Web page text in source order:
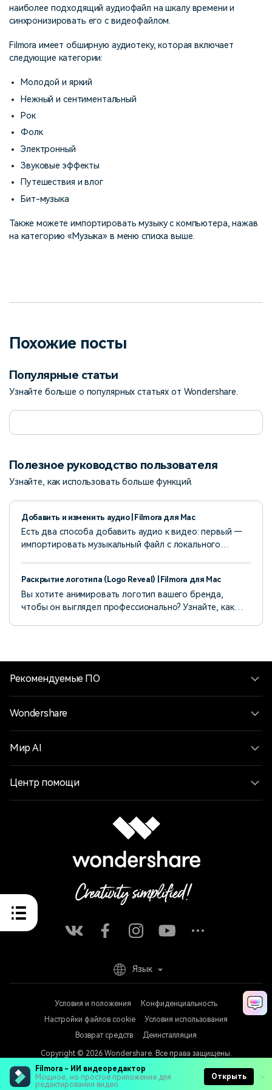
Filmora - ИИ видеоредактор
Мощное, но простое приложение для
редактирования видео
Открыть
наиболее подходящий аудиофайл на шкалу времени и
синхронизировать его с видеофайлом.
Filmora имеет обширную аудиотеку, которая включает
следующие категории:
Молодой и яркий
Нежный и сентиментальный
Рок
Фолк
Электронный
Звуковые эффекты
Путешествия и влог
Бит-музыка
Также можете импортировать музыку с компьютера, нажав
на категорию «Музыка» в меню списка выше.
Похожие посты
Популярные статьи
Узнайте больше о популярных статьях от Wondershare.
Полезное руководство пользователя
Узнайте, как использовать больше функций.
Добавить и изменить аудио | Filmora для Mac
Есть два способа добавить аудио к видео: первый —
импортировать музыкальный файл с локального
Раскрытие логотипа (Logo Reveal) | Filmora для Mac
Вы хотите анимировать логотип вашего бренда,
чтобы он выглядел профессионально? Узнайте, как
Рекомендуемые ПО
Wondershare
Мир AI
Центр помощи
Условия и положения
Конфиденциальность
Настройки файлов cookie
Условия использования
Возврат средств
Деинсталляция
Copyright © 2026 Wondershare. Все права защищены.
Язык